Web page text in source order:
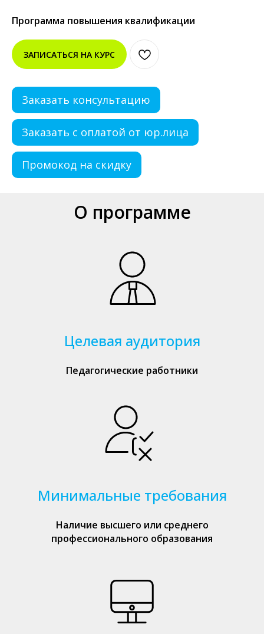
Программа повышения квалификации
ЗАПИСАТЬСЯ НА КУРС
Заказать консультацию
Заказать с оплатой от юр.лица
Промокод на скидку
О программе
Целевая аудитория
Педагогические работники
Минимальные требования
Наличие высшего или среднего
профессионального образования